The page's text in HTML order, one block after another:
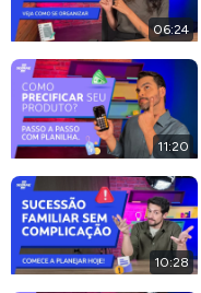
06:24
11:20
10:28